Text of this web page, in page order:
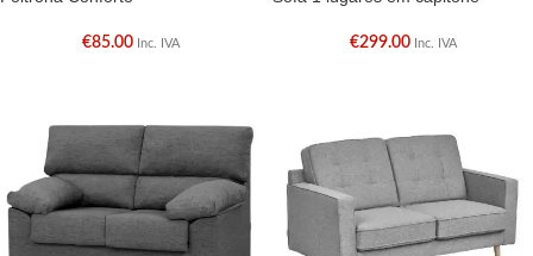
€85.00 Inc. IVA €299.00 Inc. IVA